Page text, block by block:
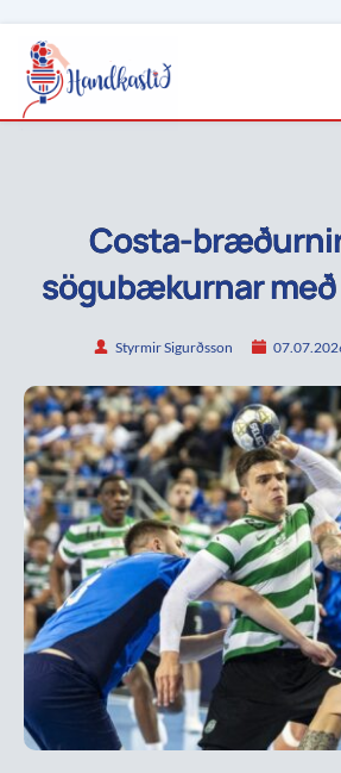
Costa-
sögubækurnar með
Styrmir Sigurðsson